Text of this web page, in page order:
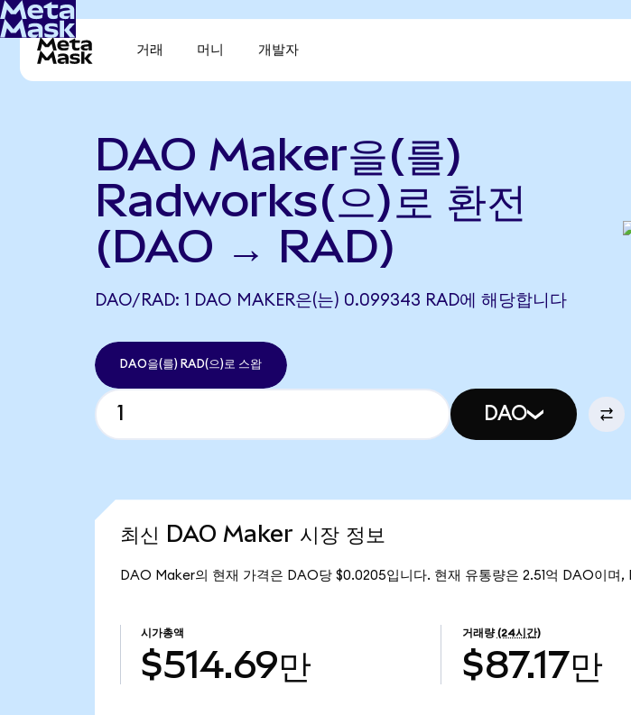
거래 머니 개발자
DAO Maker을(를)
Radworks(으)로 환전
(DAO → RAD)
DAO/RAD: 1 DAO MAKER은(는) 0.099343 RAD에 해당합니다
DAO을(를) RAD(으)로 스왑
DAO
최신 DAO Maker 시장 정보
DAO Maker의 현재 가격은 DAO당 $0.0205입니다. 현재 유통량은 2.51억 DAO이며
시가총액
$514.69만
거래량 (24시간)
$87.17만